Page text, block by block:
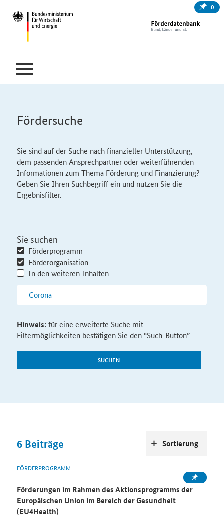
0
Fördersuche
Sie sind auf der Suche nach finanzieller Unterstützung,
dem passenden Ansprechpartner oder weiterführenden
Informationen zum Thema Förderung und Finanzierung?
Geben Sie Ihren Suchbegriff ein und nutzen Sie die
Ergebnisfilter.
Sie suchen
Förderprogramm
Förderorganisation
In den weiteren Inhalten
SUCHEN
Hinweis:für eine erweiterte Suche mit
Filtermöglichkeiten bestätigen Sie den “Such-Button”
6 Beiträge
FÖRDERPROGRAMM
Förderungen im Rahmen des Aktionsprogramms der
Europäischen Union im Bereich der Gesundheit
(EU4Health)
Sortierung